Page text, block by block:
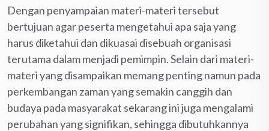
Dengan penyampaian materi-materi tersebut
bertujuan agar peserta mengetahui apa saja yang
harus diketahui dan dikuasai disebuah organisasi
terutama dalam menjadi pemimpin. Selain dari materi-
materi yang disampaikan memang penting namun pada
perkembangan zaman yang semakin canggih dan
budaya pada masyarakat sekarang ini juga mengalami
perubahan yang signifikan, sehingga dibutuhkannya